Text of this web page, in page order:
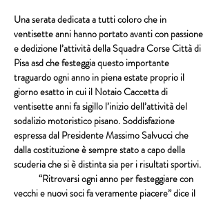
Una serata dedicata a tutti coloro che in
ventisette anni hanno portato avanti con passione
e dedizione l’attività della Squadra Corse Città di
Pisa asd che festeggia questo importante
traguardo ogni anno in piena estate proprio il
giorno esatto in cui il Notaio Caccetta di
ventisette anni fa sigillo l’inizio dell’attività del
sodalizio motoristico pisano. Soddisfazione
espressa dal Presidente Massimo Salvucci che
dalla costituzione è sempre stato a capo della
scuderia che si è distinta sia per i risultati sportivi.
“Ritrovarsi ogni anno per festeggiare con
vecchi e nuovi soci fa veramente piacere” dice il